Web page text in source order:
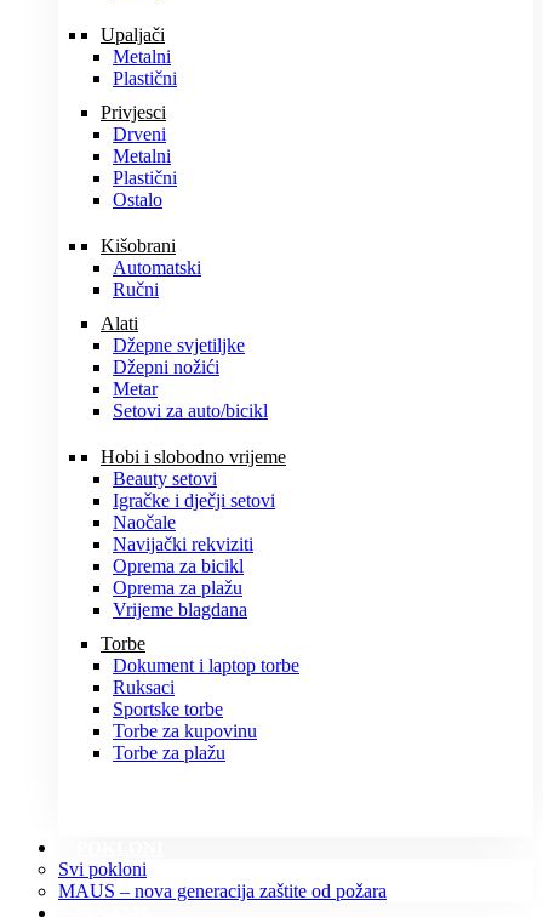
Upaljači
Metalni
Plastični
Privjesci
Drveni
Metalni
Plastični
Ostalo
Kišobrani
Automatski
Ručni
Alati
Džepne svjetiljke
Džepni nožići
Metar
Setovi za auto/bicikl
Hobi i slobodno vrijeme
Beauty setovi
Igračke i dječji setovi
Naočale
Navijački rekviziti
Oprema za bicikl
Oprema za plažu
Vrijeme blagdana
Torbe
Dokument i laptop torbe
Ruksaci
Sportske torbe
Torbe za kupovinu
Torbe za plažu
Svi pokloni
MAUS – nova generacija zaštite od požara